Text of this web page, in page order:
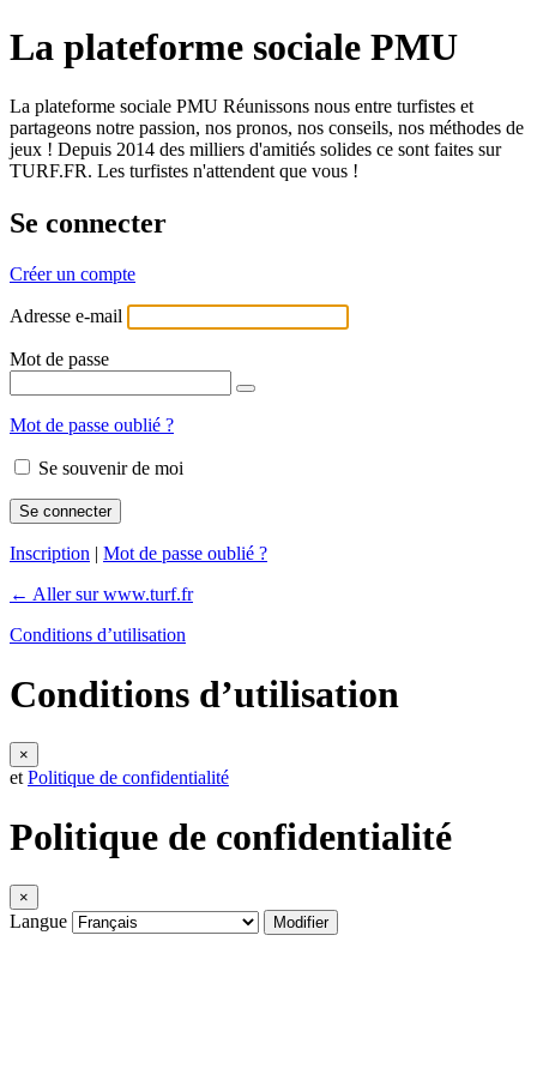
La plateforme sociale PMU
La plateforme sociale PMU Réunissons nous entre turfistes et
partageons notre passion, nos pronos, nos conseils, nos méthodes de
jeux ! Depuis 2014 des milliers d'amitiés solides ce sont faites sur
TURF.FR. Les turfistes n'attendent que vous !
Se connecter
Créer un compte
Adresse e-mail
Mot de passe
Mot de passe oublié ?
Se souvenir de moi
Inscription | Mot de passe oublié ?
← Aller sur www.turf.fr
Conditions d’utilisation
Conditions d’utilisation
×
et Politique de confidentialité
Politique de confidentialité
×
Langue